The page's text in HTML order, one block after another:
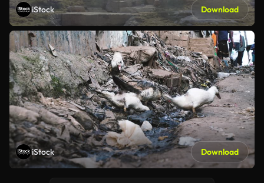
iStock Download
iStock Download